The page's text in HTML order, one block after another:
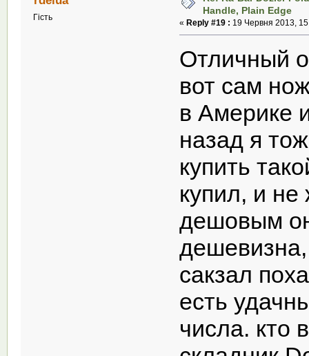
Гість
Handle, Plain Edge
«Reply #19 : 19 Червня 2013,
Отличный
вот сам
в Америке
назад я
купить
купил, и
дешовым он
сакзал
есть
числа. кто